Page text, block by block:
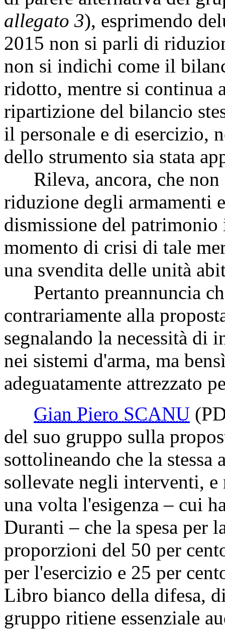
allegato 3), esprimendo
2015 non si parli di
non si indichi come il
ridotto, mentre si continua
ripartizione del bilancio
il personale e di esercizio,
dello strumento sia stata
Rileva, ancora, che non
riduzione degli armamenti
dismissione del
momento di crisi di tale
una svendita delle unità
Pertanto preannuncia
contrariamente alla
segnalando la necessità di
nei sistemi d'arma, ma
adeguatamente attrezzato
Gian Piero SCANU
del suo gruppo sulla
sottolineando che la
sollevate negli interventi,
una volta l'esigenza – cui
Duranti – che la spesa per
proporzioni del 50 per
per l'esercizio e 25 per
Libro bianco della difesa,
gruppo ritiene essenziale